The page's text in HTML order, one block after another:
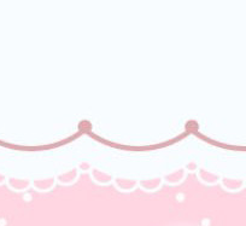
ウン (1箱2枚)、乱視用カラコ
、激安乱視用カラコン、韓国乱
カ)
ウン (1箱2枚)、乱視用カラコ
、激安乱視用カラコン、韓国乱
コン、乱視用カラーコンタク
スシリーズ (トリカ)
ホロリス